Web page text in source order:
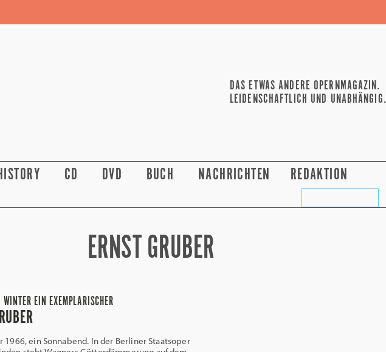
DAS ETWAS ANDERE OPERNMAGAZIN.
LEIDENSCHAFTLICH UND UNABHÄNGIG.
CD DVD BUCH NACHRICHTEN REDAKTION
ERNST GRUBER
WINTER EIN EXEMPLARISCHER
1966, ein Sonnabend. In der Berliner Staatsoper